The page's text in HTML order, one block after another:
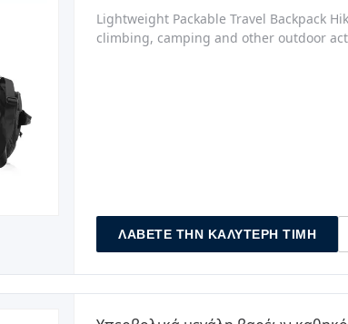
Lightweight Packable Travel Backpack
climbing, camping and other outdoor
ΛΆΒΕΤΕ ΤΗΝ ΚΑΛΎΤΕΡΗ ΤΙΜΉ